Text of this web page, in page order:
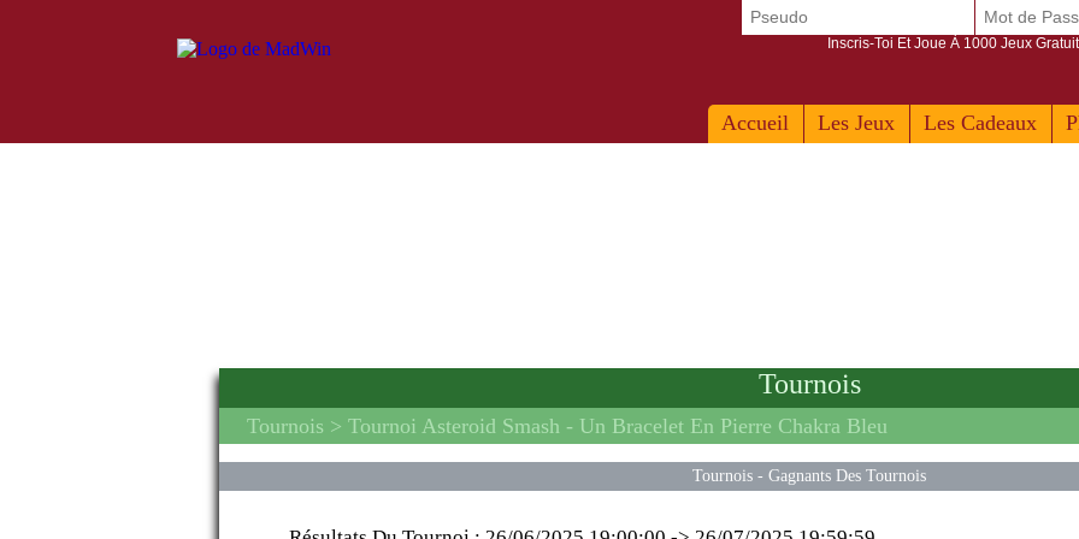
Accueil Les Jeux Les Cadeaux
Inscris-Toi Et Joue À 1000 Jeux
Tournois
Tournois > Tournoi Asteroid Smash - Un Bracelet En Pierre Chakra Bleu
Tournois - Gagnants Des Tournois